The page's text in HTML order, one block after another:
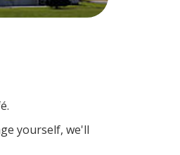
yourself, we'll